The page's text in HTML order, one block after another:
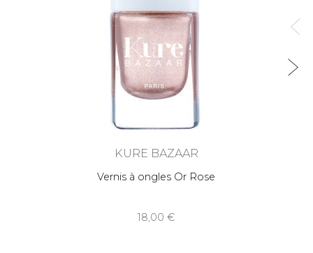
KURE BAZAAR
Vernis à ongles Or Rose
18,00